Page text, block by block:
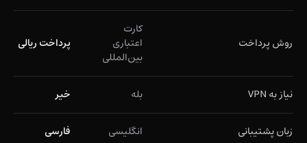
روش پرداخت
کارت
اعتباری
بین‌المللی
پرداخت ریالی
نیاز به VPN بله خیر
زبان پشتیبانی انگلیسی فارسی